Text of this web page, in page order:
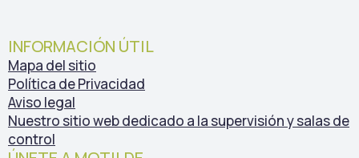
INFORMACIÓN ÚTIL
Mapa del sitio
Política de Privacidad
Aviso legal
Nuestro sitio web dedicado a la supervisión y salas de
control